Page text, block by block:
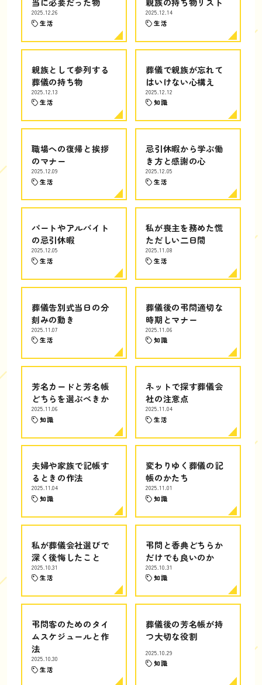
2025.12.26
生活
2025.12.14
生活
親族として参列する
葬儀の持ち物
2025.12.13
生活
葬儀で親族が忘れて
はいけない心構え
2025.12.12
知識
職場への復帰と挨拶
のマナー
2025.12.09
生活
忌引休暇から学ぶ働
き方と感謝の心
2025.12.05
生活
パートやアルバイト
の忌引休暇
2025.12.05
生活
私が喪主を務めた慌
ただしい二日間
2025.11.08
生活
葬儀告別式当日の分
刻みの動き
2025.11.07
生活
葬儀後の弔問適切な
時期とマナー
2025.11.06
知識
芳名カードと芳名帳
どちらを選ぶべきか
2025.11.06
知識
ネットで探す葬儀会
社の注意点
2025.11.04
生活
夫婦や家族で記帳す
るときの作法
2025.11.04
知識
変わりゆく葬儀の記
帳のかたち
2025.11.01
知識
私が葬儀会社選びで
深く後悔したこと
2025.10.31
生活
弔問と香典どちらか
だけでも良いのか
2025.10.31
知識
弔問客のためのタイ
ムスケジュールと作
法
2025.10.30
生活
葬儀後の芳名帳が持
つ大切な役割
2025.10.29
知識